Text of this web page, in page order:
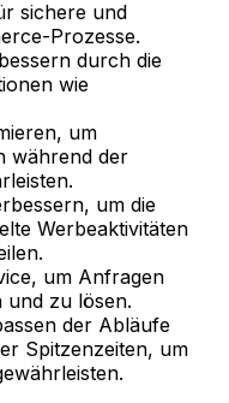
sichere und
Prozesse.
durch die
wie
, um
während der
, um die
Werbeaktivitäten
, um Anfragen
und zu lösen.
der Abläufe
Spitzenzeiten, um